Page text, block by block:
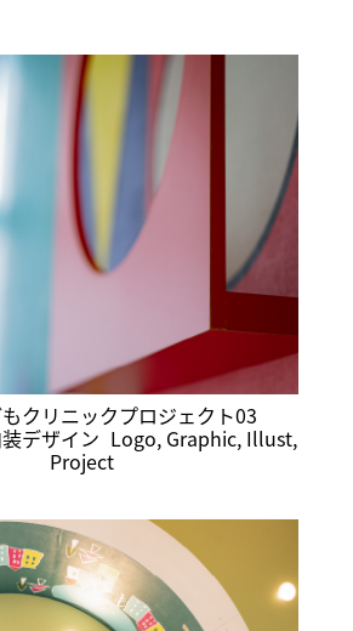
クリニックプロジェクト03
デザイン Logo, Graphic, Illust,
Project